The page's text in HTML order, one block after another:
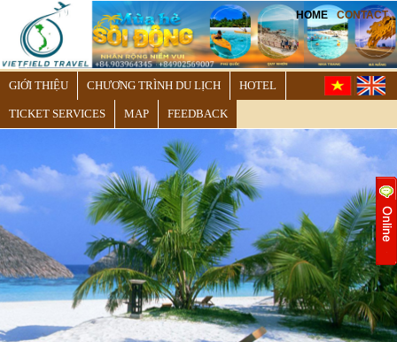
HOME CONTACT
GIỚI THIỆU CHƯƠNG TRÌNH DU LỊCH HOTEL
TICKET SERVICES MAP FEEDBACK